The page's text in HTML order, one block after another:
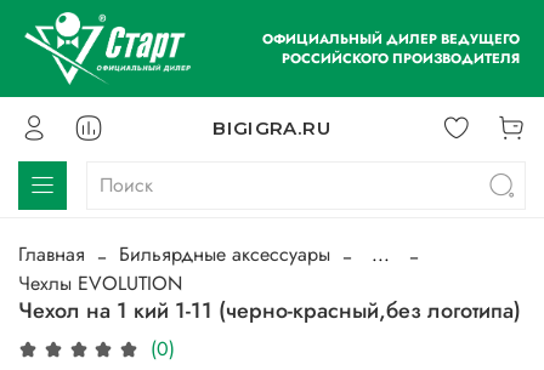
ОФИЦИАЛЬНЫЙ ДИЛЕР ВЕДУЩЕГО
РОССИЙСКОГО ПРОИЗВОДИТЕЛЯ
BIGIGRA.RU
Главная Бильярдные аксессуары
...
Чехлы EVOLUTION
Чехол на 1 кий 1-11 (черно-красный,без логотипа)
(0)